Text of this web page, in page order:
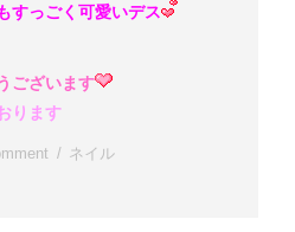
すっごく可愛いデス
ございます
ります
ネイル